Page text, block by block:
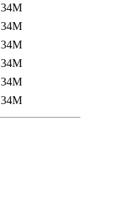
34M
34M
34M
34M
34M
34M